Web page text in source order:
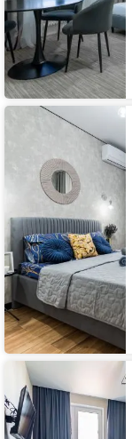
Апартаменты
LetoApart
Апартаменты
ЖК
Новые
огни